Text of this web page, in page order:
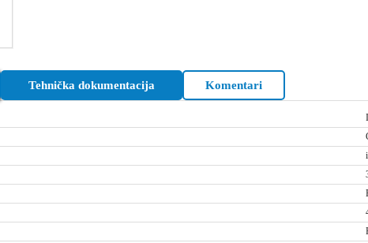
Tehnička dokumentacija Komentari